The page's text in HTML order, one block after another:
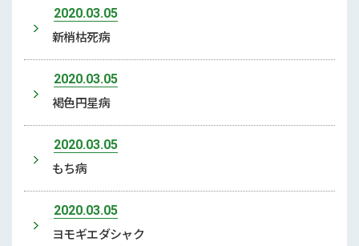
2020.03.05
新梢枯死病
2020.03.05
褐色円星病
2020.03.05
もち病
2020.03.05
ヨモギエダシャク